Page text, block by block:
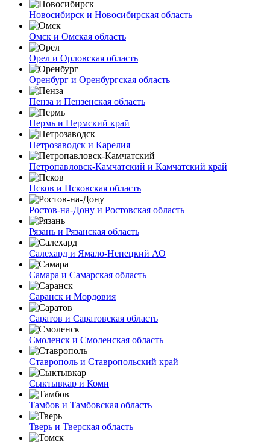
Новосибирск и Новосибирская область
Омск и Омская область
Орел и Орловская область
Оренбург и Оренбургская область
Пенза и Пензенская область
Пермь и Пермский край
Петрозаводск и Карелия
Петропавловск-Камчатский и Камчатский край
Псков и Псковская область
Ростов-на-Дону и Ростовская область
Рязань и Рязанская область
Салехард и Ямало-Ненецкий АО
Самара и Самарская область
Саранск и Мордовия
Саратов и Саратовская область
Смоленск и Смоленская область
Ставрополь и Ставропольский край
Сыктывкар и Коми
Тамбов и Тамбовская область
Тверь и Тверская область